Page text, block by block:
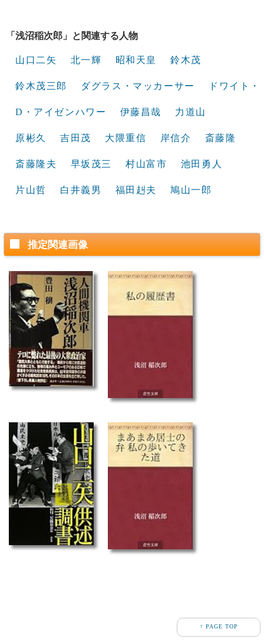
「浅沼稲次郎」と関連する人物
山口二矢 北一輝 昭和天皇 鈴木茂
鈴木茂三郎 ダグラス・マッカーサー ドワイト・
D・アイゼンハワー 伊藤昌哉 力道山
原彬久 吉田茂 大隈重信 岸信介 斎藤隆
斎藤隆夫 早坂茂三 村山富市 池田勇人
片山哲 白井義男 福田赳夫 鳩山一郎
推定関連画像
↑ PAGE TOP